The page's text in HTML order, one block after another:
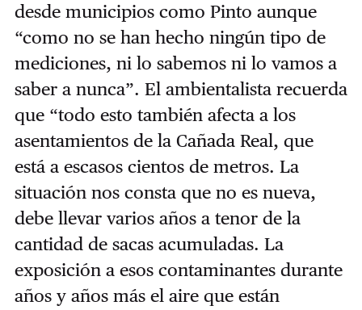
desde municipios como Pinto aunque
“como no se han hecho ningún tipo de
mediciones, ni lo sabemos ni lo vamos a
saber a nunca”. El ambientalista recuerda
que “todo esto también afecta a los
asentamientos de la Cañada Real, que
está a escasos cientos de metros. La
situación nos consta que no es nueva,
debe llevar varios años a tenor de la
cantidad de sacas acumuladas. La
exposición a esos contaminantes durante
años y años más el aire que están